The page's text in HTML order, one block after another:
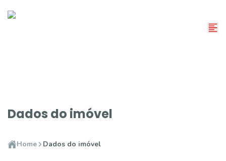
Dados do imóvel
Home Dados do imóvel